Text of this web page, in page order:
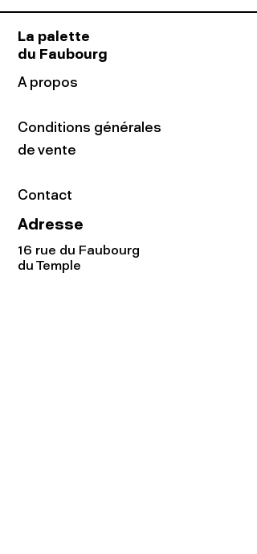
La palette
du Faubourg
A propos
Conditions générales
de vente
Contact
Adresse
16 rue du Faubourg
du Temple